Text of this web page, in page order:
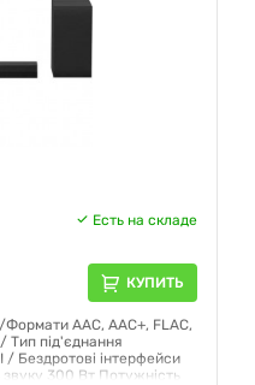
Есть на складе
КУПИТЬ
/Формати AAC, AAC+, FLAC,
/ Тип під'єднання
Бездротові інтерфейси
300 Вт Потужність